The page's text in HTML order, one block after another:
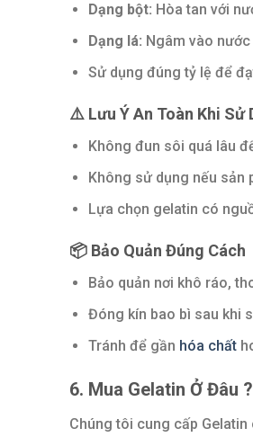
Dạng bột: Hòa tan với
Dạng lá: Ngâm vào
Sử dụng đúng tỷ lệ để
⚠️ Lưu Ý An Toàn Khi Sử
Không đun sôi quá lâu
Không sử dụng nếu sản
Lựa chọn gelatin có
📦 Bảo Quản Đúng Cách
Bảo quản nơi khô ráo,
Đóng kín bao bì sau khi
Tránh để gần hóa chất
6. Mua Gelatin Ở Đâu ?
Chúng tôi cung cấp